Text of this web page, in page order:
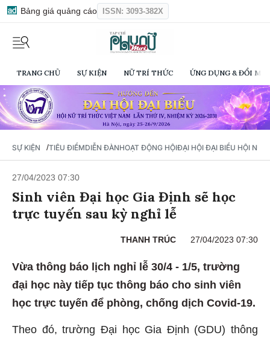
Bảng giá quảng cáo ISSN: 3093-382X
TRANG CHỦ SỰ KIỆN NỮ TRÍ THỨC ỨNG DỤNG & ĐỔI
SỰ KIỆN /TIÊU ĐIỂMDIỄN ĐÀNHOẠT ĐỘNG HỘIĐẠI HỘI ĐẠI BIỂU HỘI NỮ
27/04/2023 07:30
Sinh viên Đại học Gia Định sẽ học
trực tuyến sau kỳ nghỉ lễ
THANH TRÚC 27/04/2023 07:30
Vừa thông báo lịch nghỉ lễ 30/4 - 1/5, trường
đại học này tiếp tục thông báo cho sinh viên
học trực tuyến để phòng, chống dịch Covid-19.
Theo đó, trường Đại học Gia Định (GDU) thông